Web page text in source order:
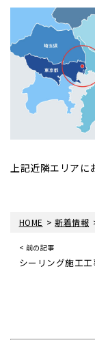
上記近隣エリアに
HOME >新着情報
< 前の記事
シーリング施工工